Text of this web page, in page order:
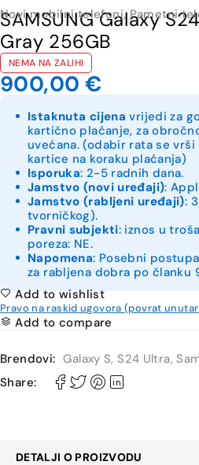
Novi mobilni telefoni,Pametni
SAMSUNG Galaxy
Gray 256GB
NEMA NA ZALIHI
900,00 €
Istaknuta cijena vrijedi za
kartično plaćanje, za
uvećana. (odabir rata se vrši
kartice na koraku plaćanja)
Isporuka: 2-5 radnih dana.
Jamstvo (novi uređaji):
Jamstvo (rabljeni uređaji):
tvorničkog).
Pravni subjekti: iznos u
poreza: NE.
Napomena: Posebni
za rabljena dobra po članku
Add to wishlist
Pravo na raskid ugovora (povrat
Add to compare
Brendovi: Galaxy S,S24 Ultra,
Share:
DETALJI O PROIZVODU